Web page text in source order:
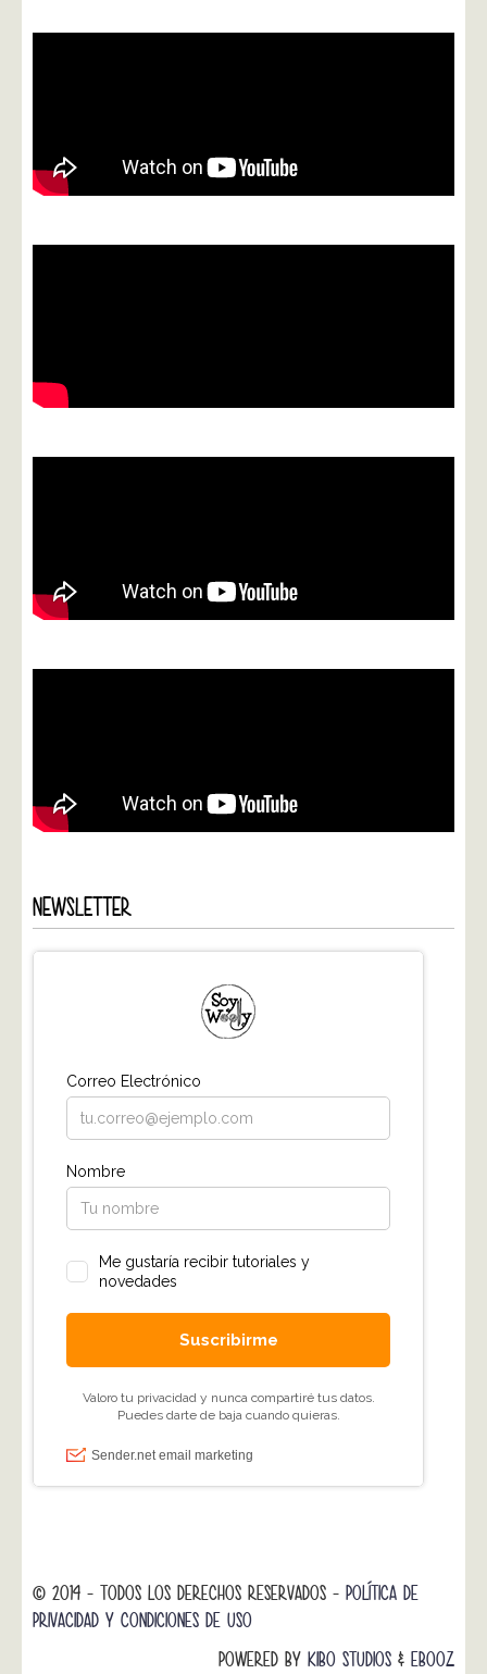
NEWSLETTER
© 2014 - TODOS LOS DERECHOS RESERVADOS - POLÍTICA DE
PRIVACIDAD Y CONDICIONES DE USO
POWERED BY KIBO STUDIOS & EBOOZ